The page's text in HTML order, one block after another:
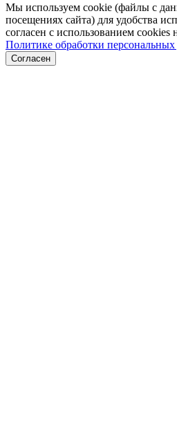
Мы используем cookie (файлы с
посещениях сайта) для удобства
согласен с использованием cookies
Политике обработки
Согласен